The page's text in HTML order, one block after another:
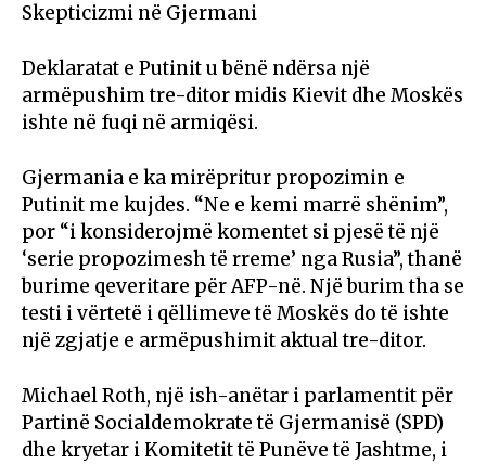
Skepticizmi në Gjermani
Deklaratat e Putinit u bënë ndërsa një
armëpushim tre-ditor midis Kievit dhe Moskës
ishte në fuqi në armiqësi.
Gjermania e ka mirëpritur propozimin e
Putinit me kujdes. “Ne e kemi marrë shënim”,
por “i konsiderojmë komentet si pjesë të një
‘serie propozimesh të rreme’ nga Rusia”, thanë
burime qeveritare për AFP-në. Një burim tha se
testi i vërtetë i qëllimeve të Moskës do të ishte
një zgjatje e armëpushimit aktual tre-ditor.
Michael Roth, një ish-anëtar i parlamentit për
Partinë Socialdemokrate të Gjermanisë (SPD)
dhe kryetar i Komitetit të Punëve të Jashtme, i